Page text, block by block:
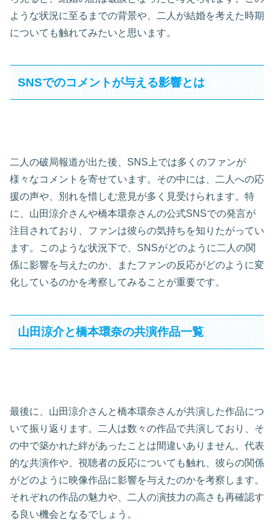
ような状況に至るまでの背景や、二人が結婚を考えた時期
についても触れてみたいと思います。
SNSでのコメントが与える影響とは
二人の破局報道が出た後、SNS上では多くのファンが
様々なコメントを寄せています。その中には、二人への応
援の声や、別れを惜しむ意見が多く見受けられます。特
に、山田涼介さんや橋本環奈さんの公式SNSでの発言が
注目されており、ファンは彼らの気持ちを知りたがってい
ます。このような状況下で、SNSがどのように二人の関
係に影響を与えたのか、またファンの反応がどのように変
化しているのかを考察してみることが重要です。
山田涼介と橋本環奈の共演作品一覧
最後に、山田涼介さんと橋本環奈さんが共演した作品につ
いて振り返ります。二人は数々の作品で共演しており、そ
の中で築かれた絆があったことは間違いありません。代表
的な共演作や、視聴者の反応についても触れ、彼らの関係
がどのように映像作品に影響を与えたのかを考察します。
それぞれの作品の魅力や、二人の演技力の高さも再確認す
る良い機会となるでしょう。